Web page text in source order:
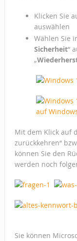
Klicken Sie
auswählen
Wählen Sie
Sicherheit“
„
Mit dem Klick auf
zurückkehren“
können Sie den
werden noch
Sie können